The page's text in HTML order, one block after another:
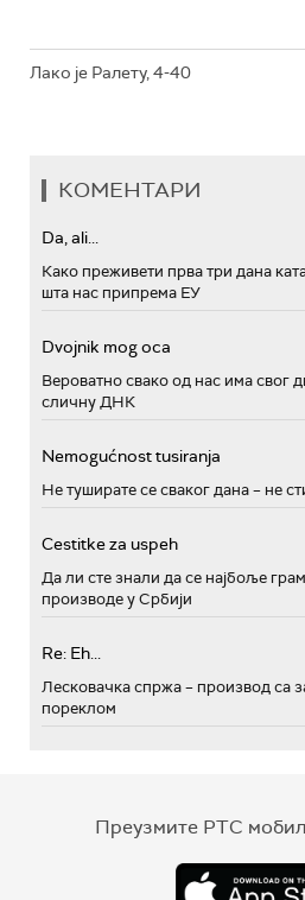
Лако је Ралету, 4-40
КОМЕНТАРИ
Da, ali...
Како преживети прва три дана
шта нас припрема ЕУ
Dvojnik mog oca
Вероватно свако од нас има свог
сличну ДНК
Nemogućnost tusiranja
Не туширате се сваког дана – не
Cestitke za uspeh
Да ли сте знали да се најбоље
производе у Србији
Re: Eh...
Лесковачка спржа – производ са
пореклом
Преузмите РТС